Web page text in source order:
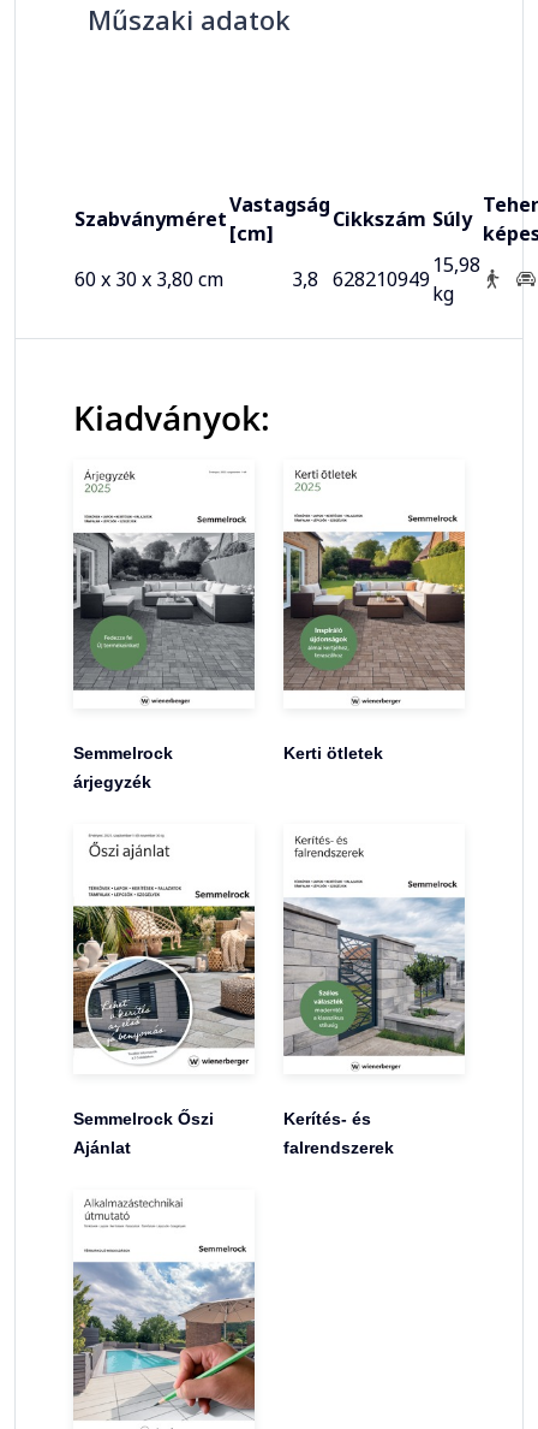
Műszaki adatok
Szabványméret
Vastagság
[cm]
Cikkszám Súly
60 x 30 x 3,80 cm
3,8 628210949
15,98
kg
Kiadványok:
Semmelrock
árjegyzék
Kerti ötletek
Semmelrock Őszi
Ajánlat
Kerítés- és
falrendszerek